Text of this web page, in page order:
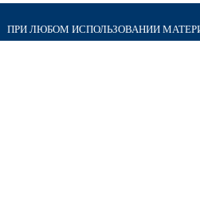
ПРИ ЛЮБОМ ИСПОЛЬЗОВАНИИ